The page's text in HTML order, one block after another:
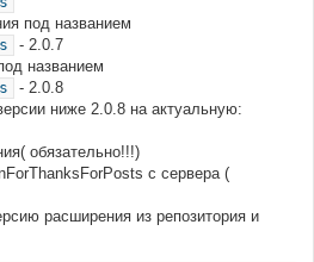
под названием
- 2.0.7
названием
- 2.0.8
ниже 2.0.8 на актуальную:
обязательно!!!)
с сервера (
расширения из репозитория и